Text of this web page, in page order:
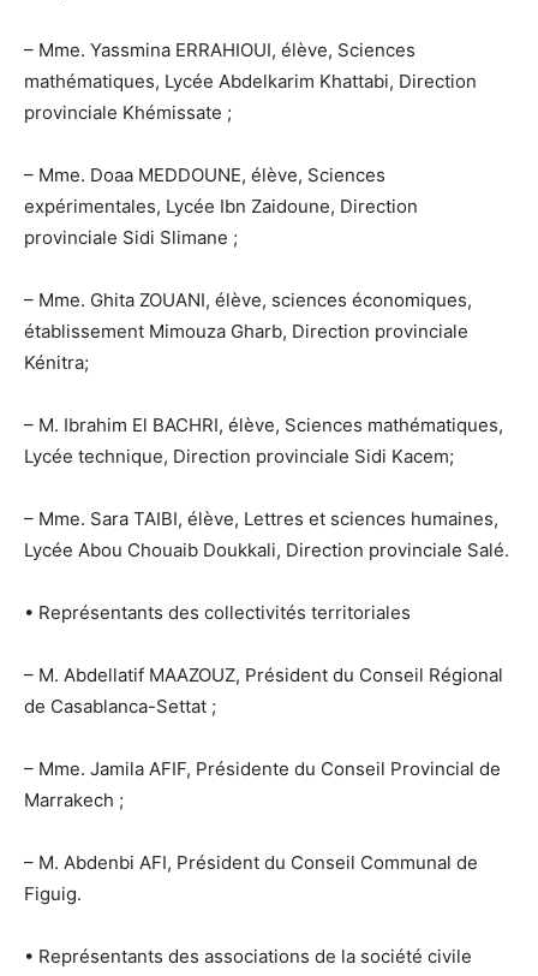
– Mme. Yassmina ERRAHIOUI, élève, Sciences
mathématiques, Lycée Abdelkarim Khattabi, Direction
provinciale Khémissate ;
– Mme. Doaa MEDDOUNE, élève, Sciences
expérimentales, Lycée Ibn Zaidoune, Direction
provinciale Sidi Slimane ;
– Mme. Ghita ZOUANI, élève, sciences économiques,
établissement Mimouza Gharb, Direction provinciale
Kénitra;
– M. Ibrahim El BACHRI, élève, Sciences mathématiques,
Lycée technique, Direction provinciale Sidi Kacem;
– Mme. Sara TAIBI, élève, Lettres et sciences humaines,
Lycée Abou Chouaib Doukkali, Direction provinciale Salé.
• Représentants des collectivités territoriales
– M. Abdellatif MAAZOUZ, Président du Conseil Régional
de Casablanca-Settat ;
– Mme. Jamila AFIF, Présidente du Conseil Provincial de
Marrakech ;
– M. Abdenbi AFI, Président du Conseil Communal de
Figuig.
• Représentants des associations de la société civile